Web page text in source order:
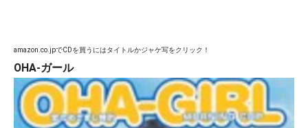
amazon.co.jpでCDを買うにはタイトルかジャケ写をクリック！
OHA-ガール